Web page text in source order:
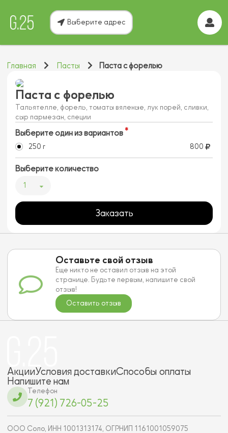
Выберите адрес
Главная Пасты Паста с форелью
Паста с форелью
Тальятелле, форель, томаты вяленые, лук порей, сливки,
сыр пармезан, специи
Выберите один из вариантов
250 г 800
Выберите количество
1
Заказать
Оставьте свой отзыв
Еще никто не оставил отзыв на этой
странице. Будьте первым, напишите свой
отзыв!
Оставить отзыв
АкцииУсловия доставкиСпособы оплаты
Напишите нам
Телефон
7 (921) 726-05-25
ООО Соло, ИНН 1001313174, ОГРНИП 1161001059075